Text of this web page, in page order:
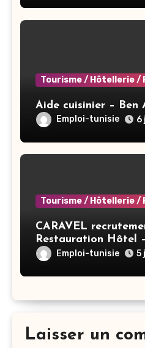
Tourisme / Hôtellerie /
Aide cuisinier – Ben
Emploi-tunisie 6
Tourisme / Hôtellerie /
CARAVEL
Restauration Hôtel
Emploi-tunisie 5
Laisser un